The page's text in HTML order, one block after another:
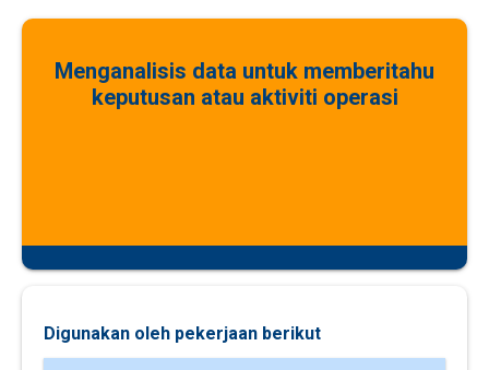
Menganalisis data untuk memberitahu
keputusan atau aktiviti operasi
Digunakan oleh pekerjaan berikut